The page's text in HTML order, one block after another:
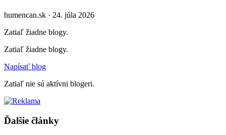
humencan.sk · 24. júla 2026
Zatiaľ žiadne blogy.
Zatiaľ žiadne blogy.
Napísať blog
Zatiaľ nie sú aktívni blogeri.
Ďalšie články